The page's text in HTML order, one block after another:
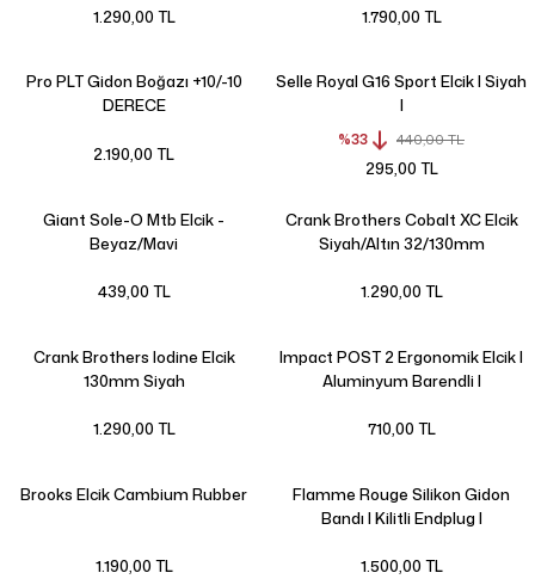
1.290,00 TL 1.790,00 TL
Pro PLT Gidon Boğazı +10/-10
DERECE
2.190,00 TL
Selle Royal G16 Sport Elcik | Siyah
|
%33 440,00 TL
295,00 TL
Giant Sole-O Mtb Elcik -
Beyaz/Mavi
439,00 TL
Crank Brothers Cobalt XC Elcik
Siyah/Altın 32/130mm
1.290,00 TL
Crank Brothers Iodine Elcik
130mm Siyah
1.290,00 TL
Impact POST 2 Ergonomik Elcik |
Aluminyum Barendli |
710,00 TL
Brooks Elcik Cambium Rubber
1.190,00 TL
Flamme Rouge Silikon Gidon
Bandı | Kilitli Endplug |
1.500,00 TL